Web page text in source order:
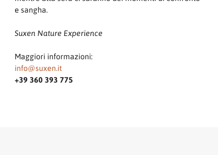
e sangha.
Suxen Nature Experience
Maggiori informazioni:
info@suxen.it
+39 360 393 775